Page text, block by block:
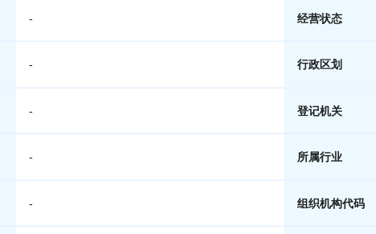
- 经营状态
- 行政区划
- 登记机关
- 所属行业
- 组织机构代码